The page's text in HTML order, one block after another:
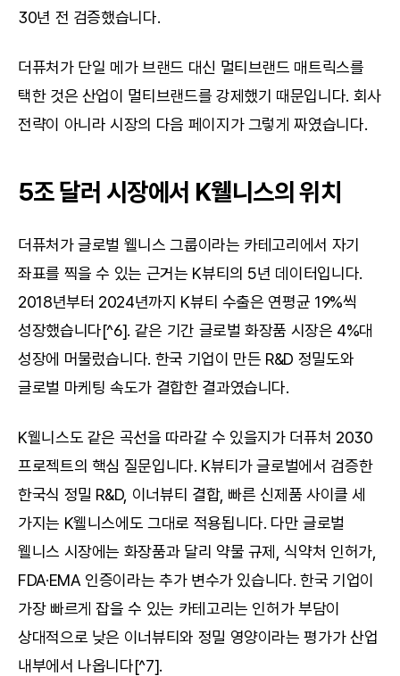
30년 전 검증했습니다.
더퓨처가 단일 메가 브랜드 대신 멀티브랜드 매트릭스를
택한 것은 산업이 멀티브랜드를 강제했기 때문입니다. 회사
전략이 아니라 시장의 다음 페이지가 그렇게 짜였습니다.
5조 달러 시장에서 K웰니스의 위치
더퓨처가 글로벌 웰니스 그룹이라는 카테고리에서 자기
좌표를 찍을 수 있는 근거는 K뷰티의 5년 데이터입니다.
2018년부터 2024년까지 K뷰티 수출은 연평균 19%씩
성장했습니다[^6]. 같은 기간 글로벌 화장품 시장은 4%대
성장에 머물렀습니다. 한국 기업이 만든 R&D 정밀도와
글로벌 마케팅 속도가 결합한 결과였습니다.
K웰니스도 같은 곡선을 따라갈 수 있을지가 더퓨처 2030
프로젝트의 핵심 질문입니다. K뷰티가 글로벌에서 검증한
한국식 정밀 R&D, 이너뷰티 결합, 빠른 신제품 사이클 세
가지는 K웰니스에도 그대로 적용됩니다. 다만 글로벌
웰니스 시장에는 화장품과 달리 약물 규제, 식약처 인허가,
FDA·EMA 인증이라는 추가 변수가 있습니다. 한국 기업이
가장 빠르게 잡을 수 있는 카테고리는 인허가 부담이
상대적으로 낮은 이너뷰티와 정밀 영양이라는 평가가 산업
내부에서 나옵니다[^7].